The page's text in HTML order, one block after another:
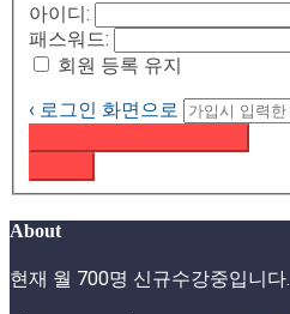
아이디:
패스워드:
회원 등록 유지
‹ 로그인 화면으로
About
현재 월 700명 신규수강중입니다.